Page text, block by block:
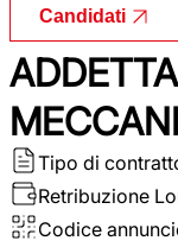
Candidati
Tipo di
Retribuzione
Codice